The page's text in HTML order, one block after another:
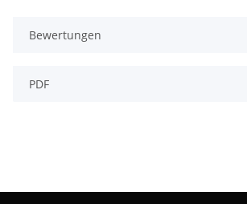
Bewertungen
PDF